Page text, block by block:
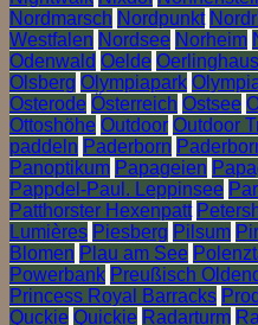
Nordmarsch Nordpunkt
Westfalen Nordsee Norheim
Odenwald Oelde
Olsberg Olympiapark
Osterode Österreich Ostsee
Ottoshöhe Outdoor Outdoor
paddeln Paderborn
Panoptikum Papageien
Pappdel-Paul. Leppinsee
Patthorster Hexenpatt
Lumières Piesberg Pilsum
Blomen Plau am See
Powerbank Preußisch
Princess Royal Barracks
Quckie Quickie Radarturm